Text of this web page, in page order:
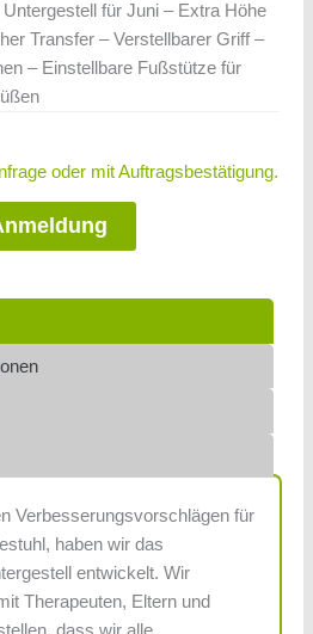
für Juni – Extra Höhe
Transfer – Verstellbarer Griff –
– Einstellbare Fußstütze für
oder mit Auftragsbestätigung.
Verbesserungsvorschlägen für
haben wir das
entwickelt. Wir
Therapeuten, Eltern und